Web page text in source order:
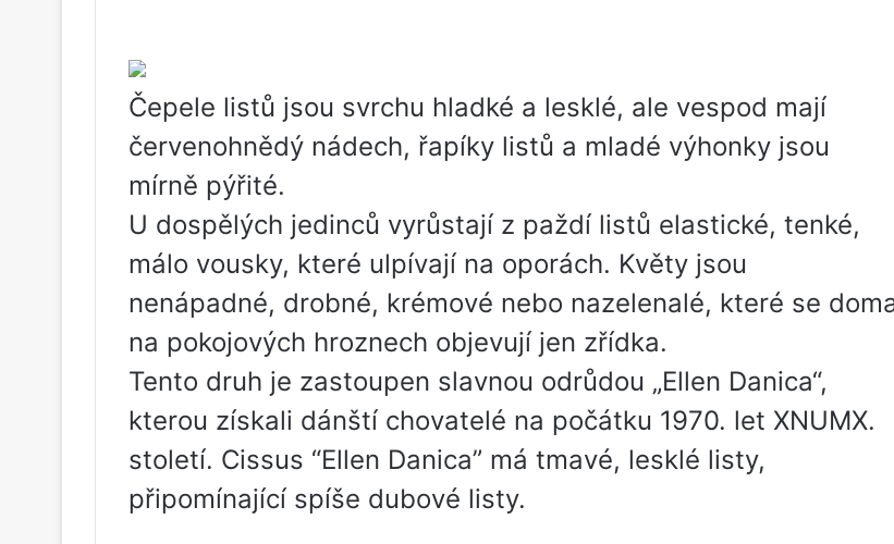
Čepele listů jsou svrchu hladké a lesklé, ale vespod mají
červenohnědý nádech, řapíky listů a mladé výhonky jsou
mírně pýřité.
U dospělých jedinců vyrůstají z paždí listů elastické, tenké,
málo vousky, které ulpívají na oporách. Květy jsou
nenápadné, drobné, krémové nebo nazelenalé, které se
na pokojových hroznech objevují jen zřídka.
Tento druh je zastoupen slavnou odrůdou „Ellen Danica“,
kterou získali dánští chovatelé na počátku 1970. let XNUMX.
století. Cissus “Ellen Danica” má tmavé, lesklé listy,
připomínající spíše dubové listy.